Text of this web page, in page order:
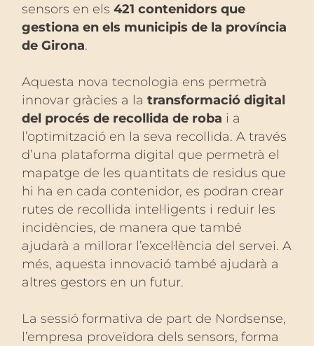
sensors en els421 contenidors que
gestiona en els municipis de la província
de Girona.
Aquesta nova tecnologia ens permetrà
innovar gràcies a latransformació digital
del procés de recollida de roba i a
l’optimització en la seva recollida. A través
d’una plataforma digital que permetrà el
mapatge de les quantitats de residus que
hi ha en cada contenidor, es podran crear
rutes de recollida intel·ligents i reduir les
incidències, de manera que també
ajudarà a millorar l’excel·lència del servei. A
més, aquesta innovació també ajudarà a
altres gestors en un futur.
La sessió formativa de part de Nordsense,
l’empresa proveïdora dels sensors, forma